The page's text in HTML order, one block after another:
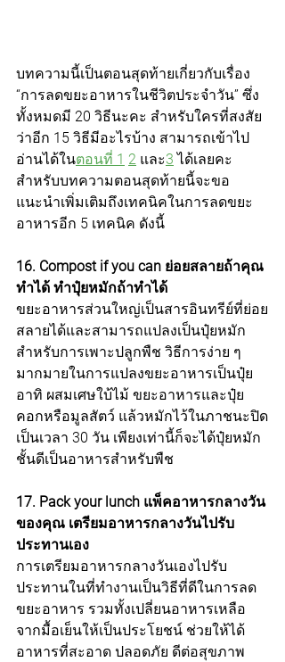
บทความนี้เป็นตอนสุดท้ายเกี่ยวกับเรื่อง
“การลดขยะอาหารในชีวิตประจำวัน” ซึ่ง
ทั้งหมดมี 20 วิธีนะคะ สำหรับใครที่สงสัย
ว่าอีก 15 วิธีมีอะไรบ้าง สามารถเข้าไป
อ่านได้ในตอนที่ 1 2 และ3 ได้เลยคะ
สำหรับบทความตอนสุดท้ายนี้จะขอ
แนะนำเพิ่มเติมถึงเทคนิคในการลดขยะ
อาหารอีก 5 เทคนิค ดังนี้
16. Compost if you can ย่อยสลายถ้าคุณ
ทำได้ ทำปุ๋ยหมักถ้าทำได้
ขยะอาหารส่วนใหญ่เป็นสารอินทรีย์ที่ย่อย
สลายได้และสามารถแปลงเป็นปุ๋ยหมัก
สำหรับการเพาะปลูกพืช วิธีการง่าย ๆ
มากมายในการแปลงขยะอาหารเป็นปุ๋ย
อาทิ ผสมเศษใบ้ไม้ ขยะอาหารและปุ๋ย
คอกหรือมูลสัตว์ แล้วหมักไว้ในภาชนะปิด
เป็นเวลา 30 วัน เพียงเท่านี้ก็จะได้ปุ๋ยหมัก
ชั้นดีเป็นอาหารสำหรับพืช
17. Pack your lunch แพ็คอาหารกลางวัน
ของคุณ เตรียมอาหารกลางวันไปรับ
ประทานเอง
การเตรียมอาหารกลางวันเองไปรับ
ประทานในที่ทำงานเป็นวิธีที่ดีในการลด
ขยะอาหาร รวมทั้งเปลี่ยนอาหารเหลือ
จากมื้อเย็นให้เป็นประโยชน์ ช่วยให้ได้
อาหารที่สะอาด ปลอดภัย ดีต่อสุขภาพ